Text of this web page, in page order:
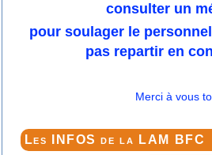
consulter un
pour soulager le
pas repartir en
Merci à vous
Les INFOS de la LAM BFC